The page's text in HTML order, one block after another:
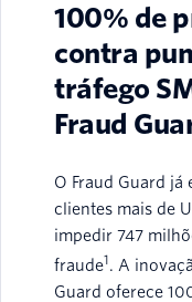
100% de
contra
tráfego
Fraud
O Fraud Guard já
clientes mais de
impedir 747
fraude1. A
Guard oferece